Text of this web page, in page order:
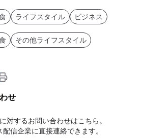
ライフスタイル ビジネス
その他ライフスタイル
せ
対するお問い合わせはこちら。
信企業に直接連絡できます。